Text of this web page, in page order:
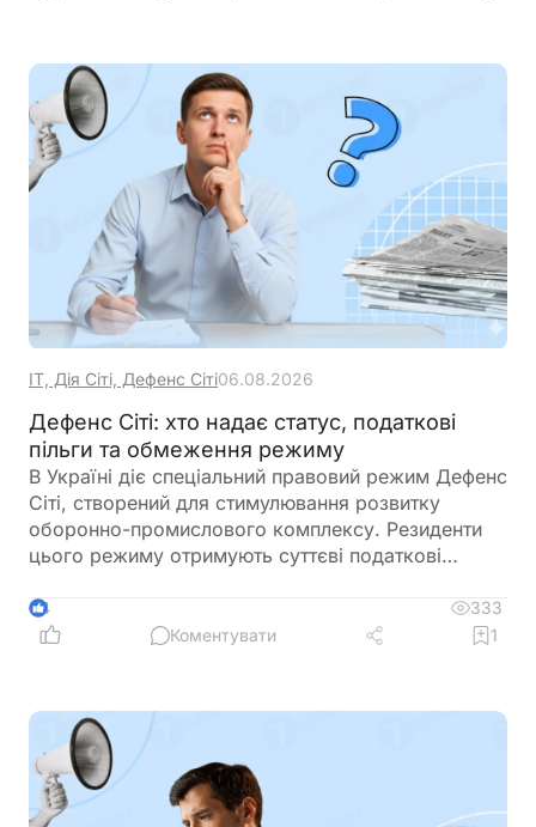
ІТ, Дія Сіті, Дефенс Сіті06.08.2026
Дефенс Сіті: хто надає статус, податкові
пільги та обмеження режиму
В Україні діє спеціальний правовий режим Дефенс
Сіті, створений для стимулювання розвитку
оборонно-промислового комплексу. Резиденти
цього режиму отримують суттєві податкові
цільового використання прибутку, обмеження на
виплату дивідендів та інвестиційні правила.
4
333
Коментувати
1